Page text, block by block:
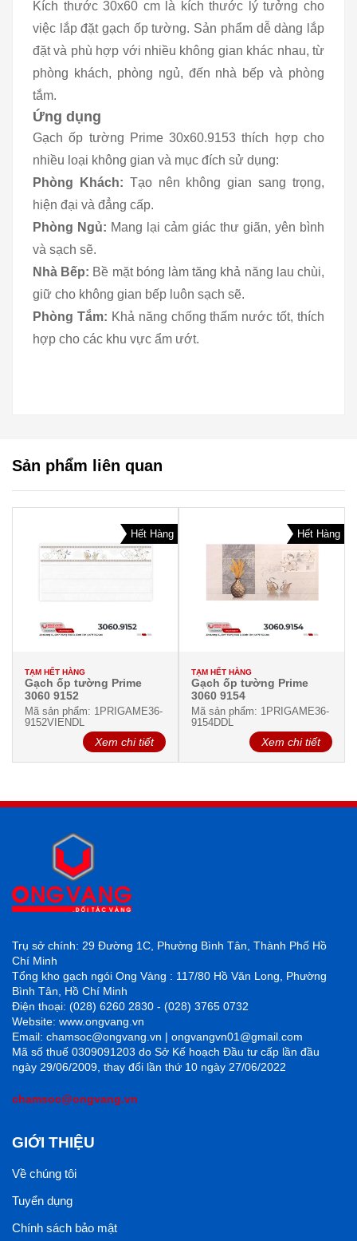
Kích thước 30x60 cm là kích thước lý tưởng cho
việc lắp đặt gạch ốp tường. Sản phẩm dễ dàng lắp
đặt và phù hợp với nhiều không gian khác nhau, từ
phòng khách, phòng ngủ, đến nhà bếp và phòng
tắm.
Ứng dụng
Gạch ốp tường Prime 30x60.9153 thích hợp cho
nhiều loại không gian và mục đích sử dụng:
Phòng Khách: Tạo nên không gian sang trọng,
hiện đại và đẳng cấp.
Phòng Ngủ: Mang lại cảm giác thư giãn, yên bình
và sạch sẽ.
Nhà Bếp: Bề mặt bóng làm tăng khả năng lau chùi,
giữ cho không gian bếp luôn sạch sẽ.
Phòng Tắm: Khả năng chống thấm nước tốt, thích
hợp cho các khu vực ẩm ướt.
Sản phẩm liên quan
Hết Hàng
TẠM HẾT HÀNG
Gạch ốp tường Prime
3060 9152
Mã sản phẩm: 1PRIGAME36-
9152VIENDL
Xem chi tiết
Hết Hàng
TẠM HẾT HÀNG
Gạch ốp tường Prime
3060 9154
Mã sản phẩm: 1PRIGAME36-
9154DDL
Xem chi tiết
Trụ sở chính: 29 Đường 1C, Phường Bình Tân, Thành Phố Hồ
Chí Minh
Tổng kho gạch ngói Ong Vàng : 117/80 Hồ Văn Long, Phường
Bình Tân, Hồ Chí Minh
Điện thoại: (028) 6260 2830 - (028) 3765 0732
Website: www.ongvang.vn
Email: chamsoc@ongvang.vn | ongvangvn01@gmail.com
Mã số thuế 0309091203 do Sở Kế hoạch Đầu tư cấp lần đầu
ngày 29/06/2009, thay đổi lần thứ 10 ngày 27/06/2022
chamsoc@ongvang.vn
GIỚI THIỆU
Về chúng tôi
Tuyển dụng
Chính sách bảo mật